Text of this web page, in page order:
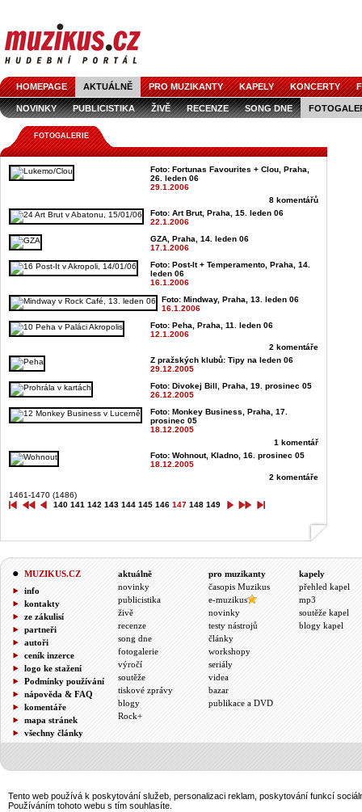
HOMEPAGE AKTUÁLNĚ PRO MUZIKANTY KAPELY KONCERTY
NOVINKY PUBLICISTIKA ŽIVĚ RECENZE SONG DNE
FOTOGALERIE
Foto: Fortunas Favourites + Clou, Praha,
26. leden 06
29.1.2006
8 komentářů
Foto: Art Brut, Praha, 15. leden 06
22.1.2006
GZA, Praha, 14. leden 06
17.1.2006
Foto: Post-It + Temperamento, Praha, 14.
leden 06
16.1.2006
Foto: Mindway, Praha, 13. leden 06
16.1.2006
Foto: Peha, Praha, 11. leden 06
12.1.2006
2 komentáře
Z pražských klubů: Tipy na leden 06
29.12.2005
Foto: Divokej Bill, Praha, 19. prosinec 05
26.12.2005
Foto: Monkey Business, Praha, 17.
prosinec 05
18.12.2005
1 komentář
Foto: Wohnout, Kladno, 16. prosinec 05
18.12.2005
2 komentáře
1461-1470 (1486)
140 141 142 143 144 145 146 147 148 149
MUZIKUS.CZ
info
kontakty
ze zákulisí
partneři
autoři
ceník inzerce
logo ke stažení
Podmínky používání
nápověda & FAQ
komentáře
mapa stránek
všechny články
aktuálně
novinky
publicistika
živě
recenze
song dne
fotogalerie
výročí
soutěže
tiskové zprávy
blogy
Rock+
pro muzikanty
časopis Muzikus
e-muzikus
novinky
testy nástrojů
články
workshopy
seriály
videa
bazar
publikace a DVD
kapely
přehled kapel
mp3
soutěže kapel
blogy kapel
Tento web používá k poskytování služeb, personalizaci reklam, poskytování funkcí
Používáním tohoto webu s tím souhlasíte.